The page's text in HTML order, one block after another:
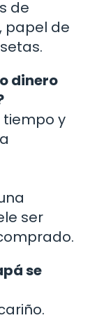
de
papel de
dinero
tiempo y
ser
se